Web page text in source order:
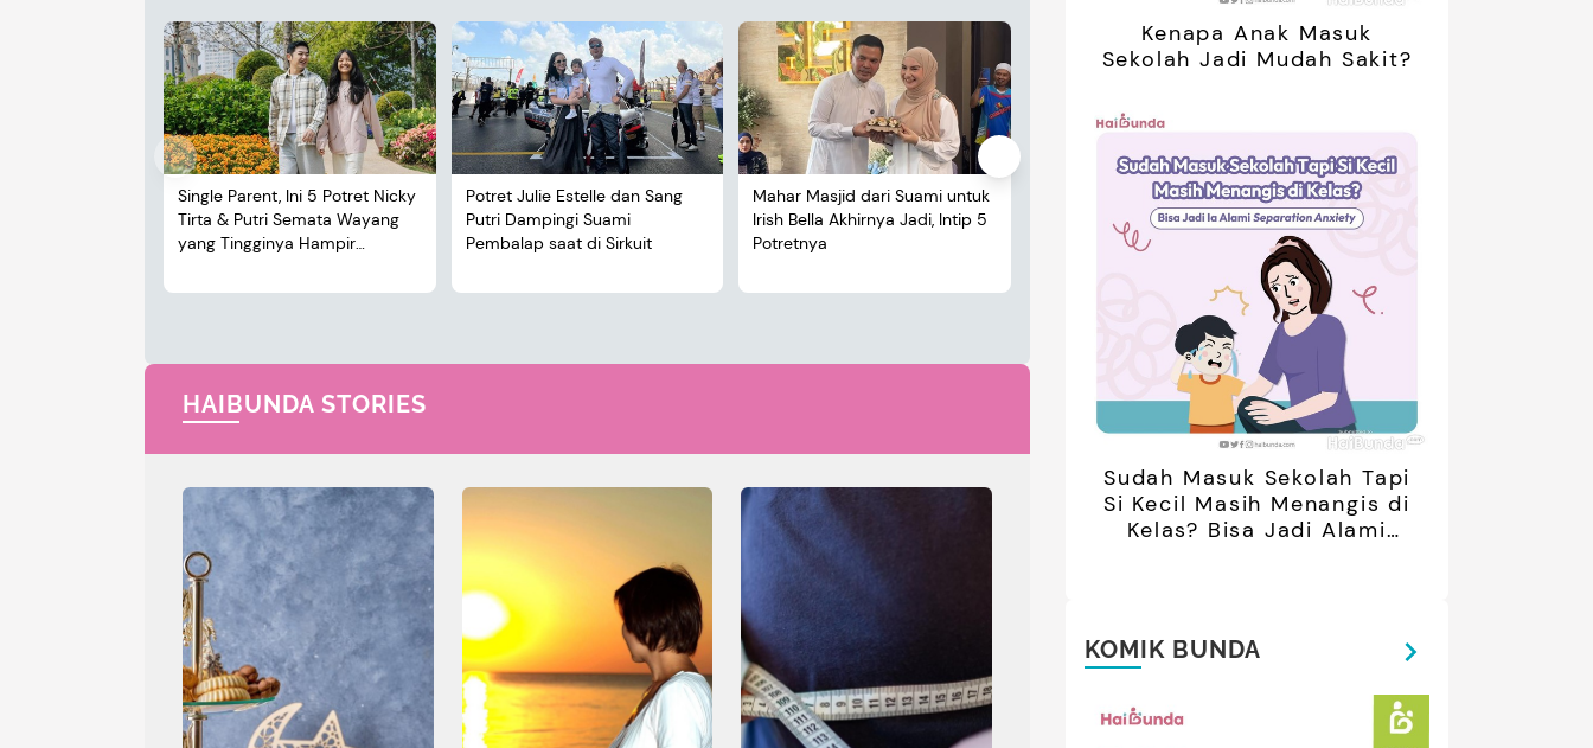
Single Parent, Ini 5 Potret Nicky
Tirta & Putri Semata Wayang
yang Tingginya Hampir
Potret Julie Estelle dan Sang
Putri Dampingi Suami
Pembalap saat di Sirkuit
Mahar Masjid dari Suami untuk
Irish Bella Akhirnya Jadi, Intip 5
Potretnya
Deretan Artis yang Menetap di
Luar Negeri Usai Menikah, Intip
5 Potret Terbarunya
5 Potret Kedekatan Alyssa
Daguise Bersama Ayahanda
oleh Netizen
HAIBUNDA STORIES
Kenapa Anak Masuk
Sekolah Jadi Mudah Sakit?
Sudah Masuk Sekolah Tapi
Si Kecil Masih Menangis di
Kelas? Bisa Jadi Alami
KOMIK BUNDA